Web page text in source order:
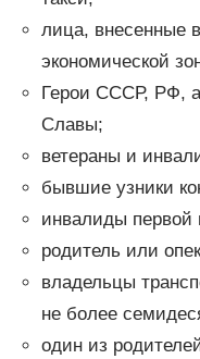
лица, внесенные
экономической
Герои СССР, РФ, а
Славы;
ветераны и
бывшие узники
инвалиды первой
родитель или
владельцы
не более
один из